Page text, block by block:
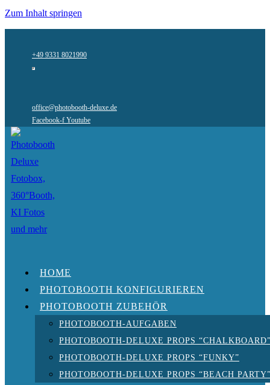
Zum Inhalt springen
+49 9331 8021990
office@photobooth-deluxe.de
Facebook-f Youtube
HOME
PHOTOBOOTH KONFIGURIEREN
PHOTOBOOTH ZUBEHÖR
PHOTOBOOTH-AUFGABEN
PHOTOBOOTH-DELUXE PROPS
PHOTOBOOTH-DELUXE PROPS “FUNKY”
PHOTOBOOTH-DELUXE PROPS “BEACH